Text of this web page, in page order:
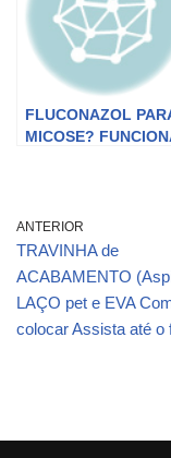
FLUCONAZOL
MICOSE?
30155
ANTERIOR
TRAVINHA de
ACABAMENTO
LAÇO pet e EVA
colocar Assista até o